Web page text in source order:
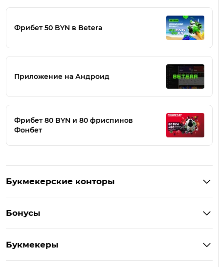
Фрибет 50 BYN в Betera
Приложение на Андроид
Фрибет 80 BYN и 80 фриспинов
Фонбет
Букмекерские конторы
Букмекеры на Андроид
Бонусы
Бонус на депозит
Букмекеры